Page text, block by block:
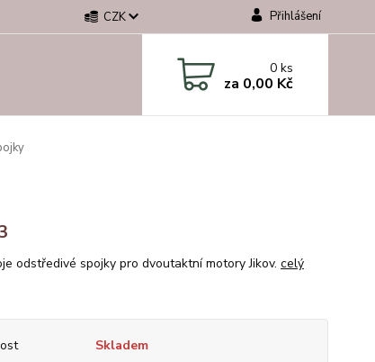
CZK Přihlášení
0ks
za 0,00 Kč
odstředivé spojky pro dvoutaktní motory Jikov. celý
Skladem